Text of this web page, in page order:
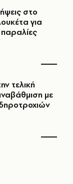
στο
για
παραλίες
τελική
με